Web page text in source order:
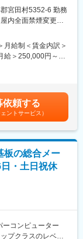
きる環境に加え、
じて職場の活性化
宅勤務制度など、
体制があります。
ャワーヘッド）の
属の接合技術を生
どの品質保証業務
て、高精度な温度
用される静電チャ
す。
宮田村5352-6 勤務
内全面禁煙変更の
月給制＜賃金内訳＞
給＞250,000円～
あります。月給(月
依頼する
ェントサービス）
板の総合メー
・土日祝休
ーコンピューター
プクラスのレベル